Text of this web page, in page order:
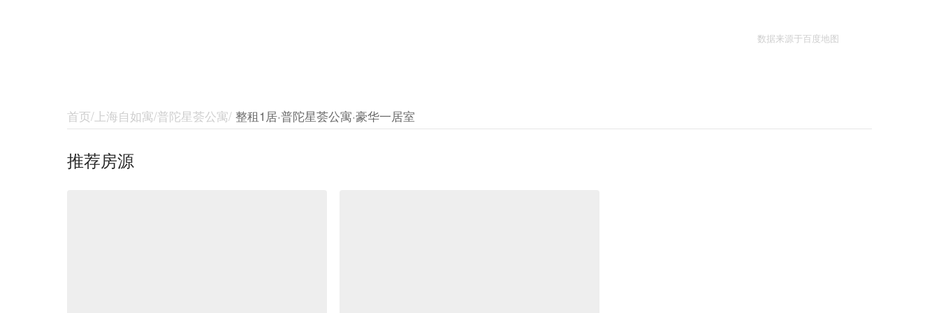
数据来源于百度地图
首页/上海自如寓/普陀星荟公寓/ 整租1居·普陀星荟公寓·豪华一居室
推荐房源